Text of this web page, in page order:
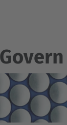
Govern